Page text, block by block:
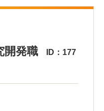
開発職
ID：177